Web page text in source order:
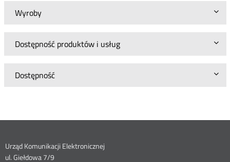
Wyroby
Dostępność produktów i usług
Dostępność
Dane
Urząd Komunikacji Elektronicznej
ul. Giełdowa 7/9